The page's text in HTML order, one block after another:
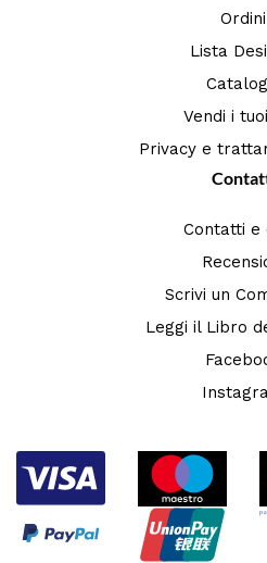
Ordini
Lista
Vendi i
Privacy e
Contatti e
Scrivi un
Leggi il Libro